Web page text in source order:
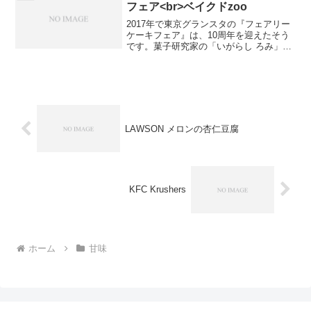
フェア<br>ベイクドzoo
2017年で東京グランスタの『フェアリー
ケーキフェア』は、10周年を迎えたそう
です。菓子研究家の「いがらし ろみ」と
LAWSON メロンの杏仁豆腐
KFC Krushers
ホーム 甘味